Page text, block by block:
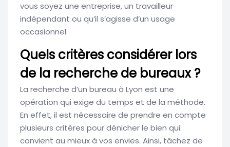
vous soyez une entreprise, un travailleur
indépendant ou qu’il s’agisse d’un usage
occasionnel.
Quels critères considérer lors
de la recherche de bureaux ?
La recherche d’un bureau à Lyon est une
opération qui exige du temps et de la méthode.
En effet, il est nécessaire de prendre en compte
plusieurs critères pour dénicher le bien qui
convient au mieux à vos envies. Ainsi, tâchez de